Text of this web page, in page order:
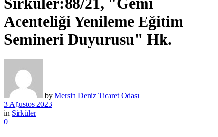
Acenteliği Yenileme Eğitim
Semineri Duyurusu" Hk.
by Mersin Deniz Ticaret Odası
3 Ağustos 2023
in Sirküler
0